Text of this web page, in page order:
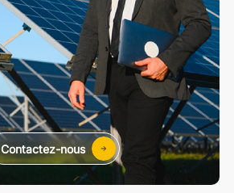
Contactez-nous